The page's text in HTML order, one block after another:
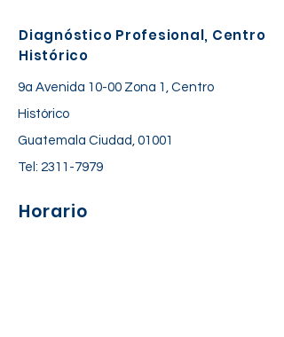
Diagnóstico Profesional, Centro
Histórico
9a Avenida 10-00 Zona 1, Centro
Histórico
Guatemala Ciudad, 01001
Tel: 2311-7979
Horario